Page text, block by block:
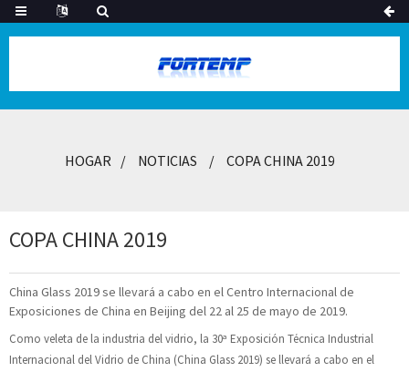
HOGAR NOTICIAS COPA CHINA 2019
COPA CHINA 2019
China Glass 2019 se llevará a cabo en el Centro Internacional de
Exposiciones de China en Beijing del 22 al 25 de mayo de 2019.
Como veleta de la industria del vidrio, la 30ª Exposición Técnica Industrial
Internacional del Vidrio de China (China Glass 2019) se llevará a cabo en el